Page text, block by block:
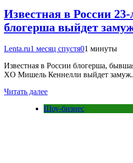
Известная в России
блогерша выйдет
Lenta.ru1 месяц спустя01 минуты
Известная в России блогерша,
XO Мишель Кеннелли выйдет замуж.
Читать далее
Шоу-бизнес